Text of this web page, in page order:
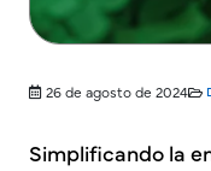
26 de agosto de 2024
Simplificando la